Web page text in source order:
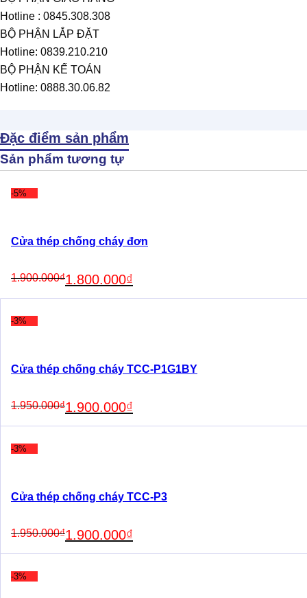
Hotline : 0845.308.308
BỘ PHẬN LẮP ĐẶT
Hotline: 0839.210.210
BỘ PHẬN KẾ TOÁN
Hotline: 0888.30.06.82
Đặc điểm sản phẩm
Sản phẩm tương tự
-5%
Cửa thép chống cháy đơn
1.900.000₫
price
was:
1.800.000₫
price
is:
-3%
Cửa thép chống cháy TCC-P1G1BY
1.950.000₫
price
was:
1.900.000₫
price
is:
-3%
Cửa thép chống cháy TCC-P3
1.950.000₫
price
was:
1.900.000₫
price
is:
-3%